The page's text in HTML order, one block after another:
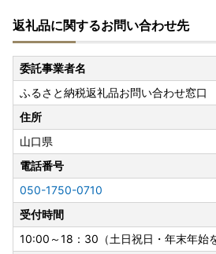
返礼品に関するお問い合わせ先
委託事業者名
ふるさと納税返礼品お問い合わせ窓口
住所
山口県
電話番号
050-1750-0710
受付時間
10:00～18：30（土日祝日・年末年始